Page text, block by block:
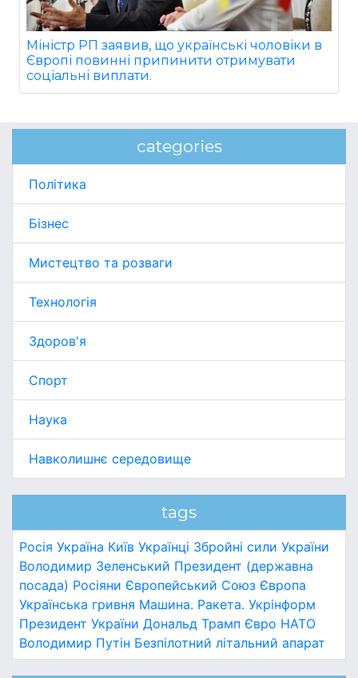
Міністр РП заявив, що українські чоловіки в
Європі повинні припинити отримувати
соціальні виплати.
categories
Політика
Бізнес
Мистецтво та розваги
Технологія
Здоров'я
Спорт
Наука
Навколишнє середовище
tags
Росія Україна Київ Українці Збройні сили України
Володимир Зеленський Президент (державна
посада) Росіяни Європейський Союз Європа
Українська гривня Машина. Ракета. Укрінформ
Президент України Дональд Трамп Євро НАТО
Володимир Путін Безпілотний літальний апарат